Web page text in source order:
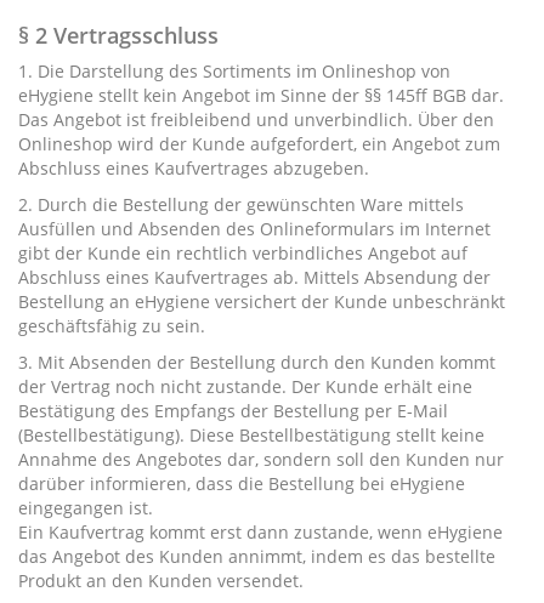
§ 2 Vertragsschluss
1. Die Darstellung des Sortiments im Onlineshop von
eHygiene stellt kein Angebot im Sinne der §§ 145ff BGB dar.
Das Angebot ist freibleibend und unverbindlich. Über den
Onlineshop wird der Kunde aufgefordert, ein Angebot zum
Abschluss eines Kaufvertrages abzugeben.
2. Durch die Bestellung der gewünschten Ware mittels
Ausfüllen und Absenden des Onlineformulars im Internet
gibt der Kunde ein rechtlich verbindliches Angebot auf
Abschluss eines Kaufvertrages ab. Mittels Absendung der
Bestellung an eHygiene versichert der Kunde unbeschränkt
geschäftsfähig zu sein.
3. Mit Absenden der Bestellung durch den Kunden kommt
der Vertrag noch nicht zustande. Der Kunde erhält eine
Bestätigung des Empfangs der Bestellung per E-Mail
(Bestellbestätigung). Diese Bestellbestätigung stellt keine
Annahme des Angebotes dar, sondern soll den Kunden nur
darüber informieren, dass die Bestellung bei eHygiene
eingegangen ist.
Ein Kaufvertrag kommt erst dann zustande, wenn eHygiene
das Angebot des Kunden annimmt, indem es das bestellte
Produkt an den Kunden versendet.